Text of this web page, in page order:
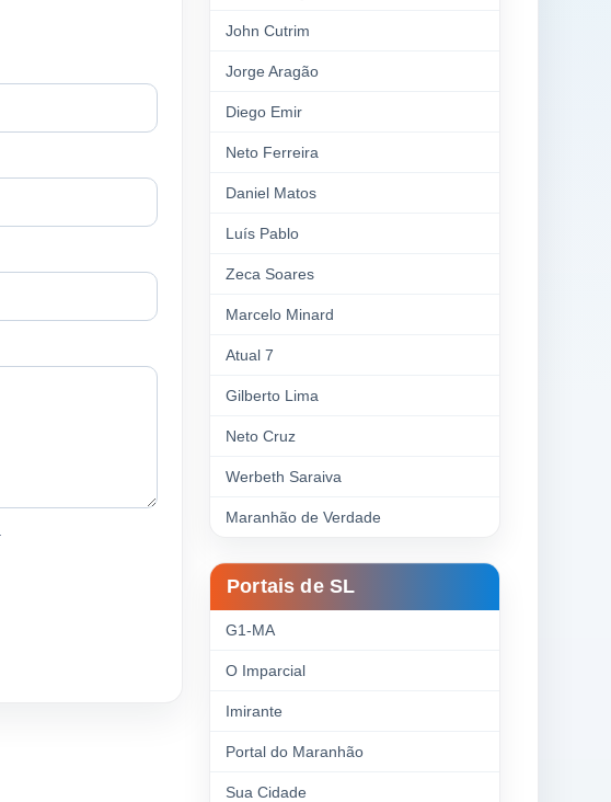
John Cutrim
Jorge Aragão
Diego Emir
Neto Ferreira
Daniel Matos
Luís Pablo
Zeca Soares
Marcelo Minard
Atual 7
Gilberto Lima
Neto Cruz
Werbeth Saraiva
Maranhão de Verdade
Portais de SL
G1-MA
O Imparcial
Imirante
Portal do Maranhão
Sua Cidade